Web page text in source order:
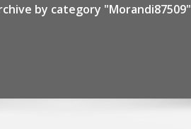
by category "Morandi87509"